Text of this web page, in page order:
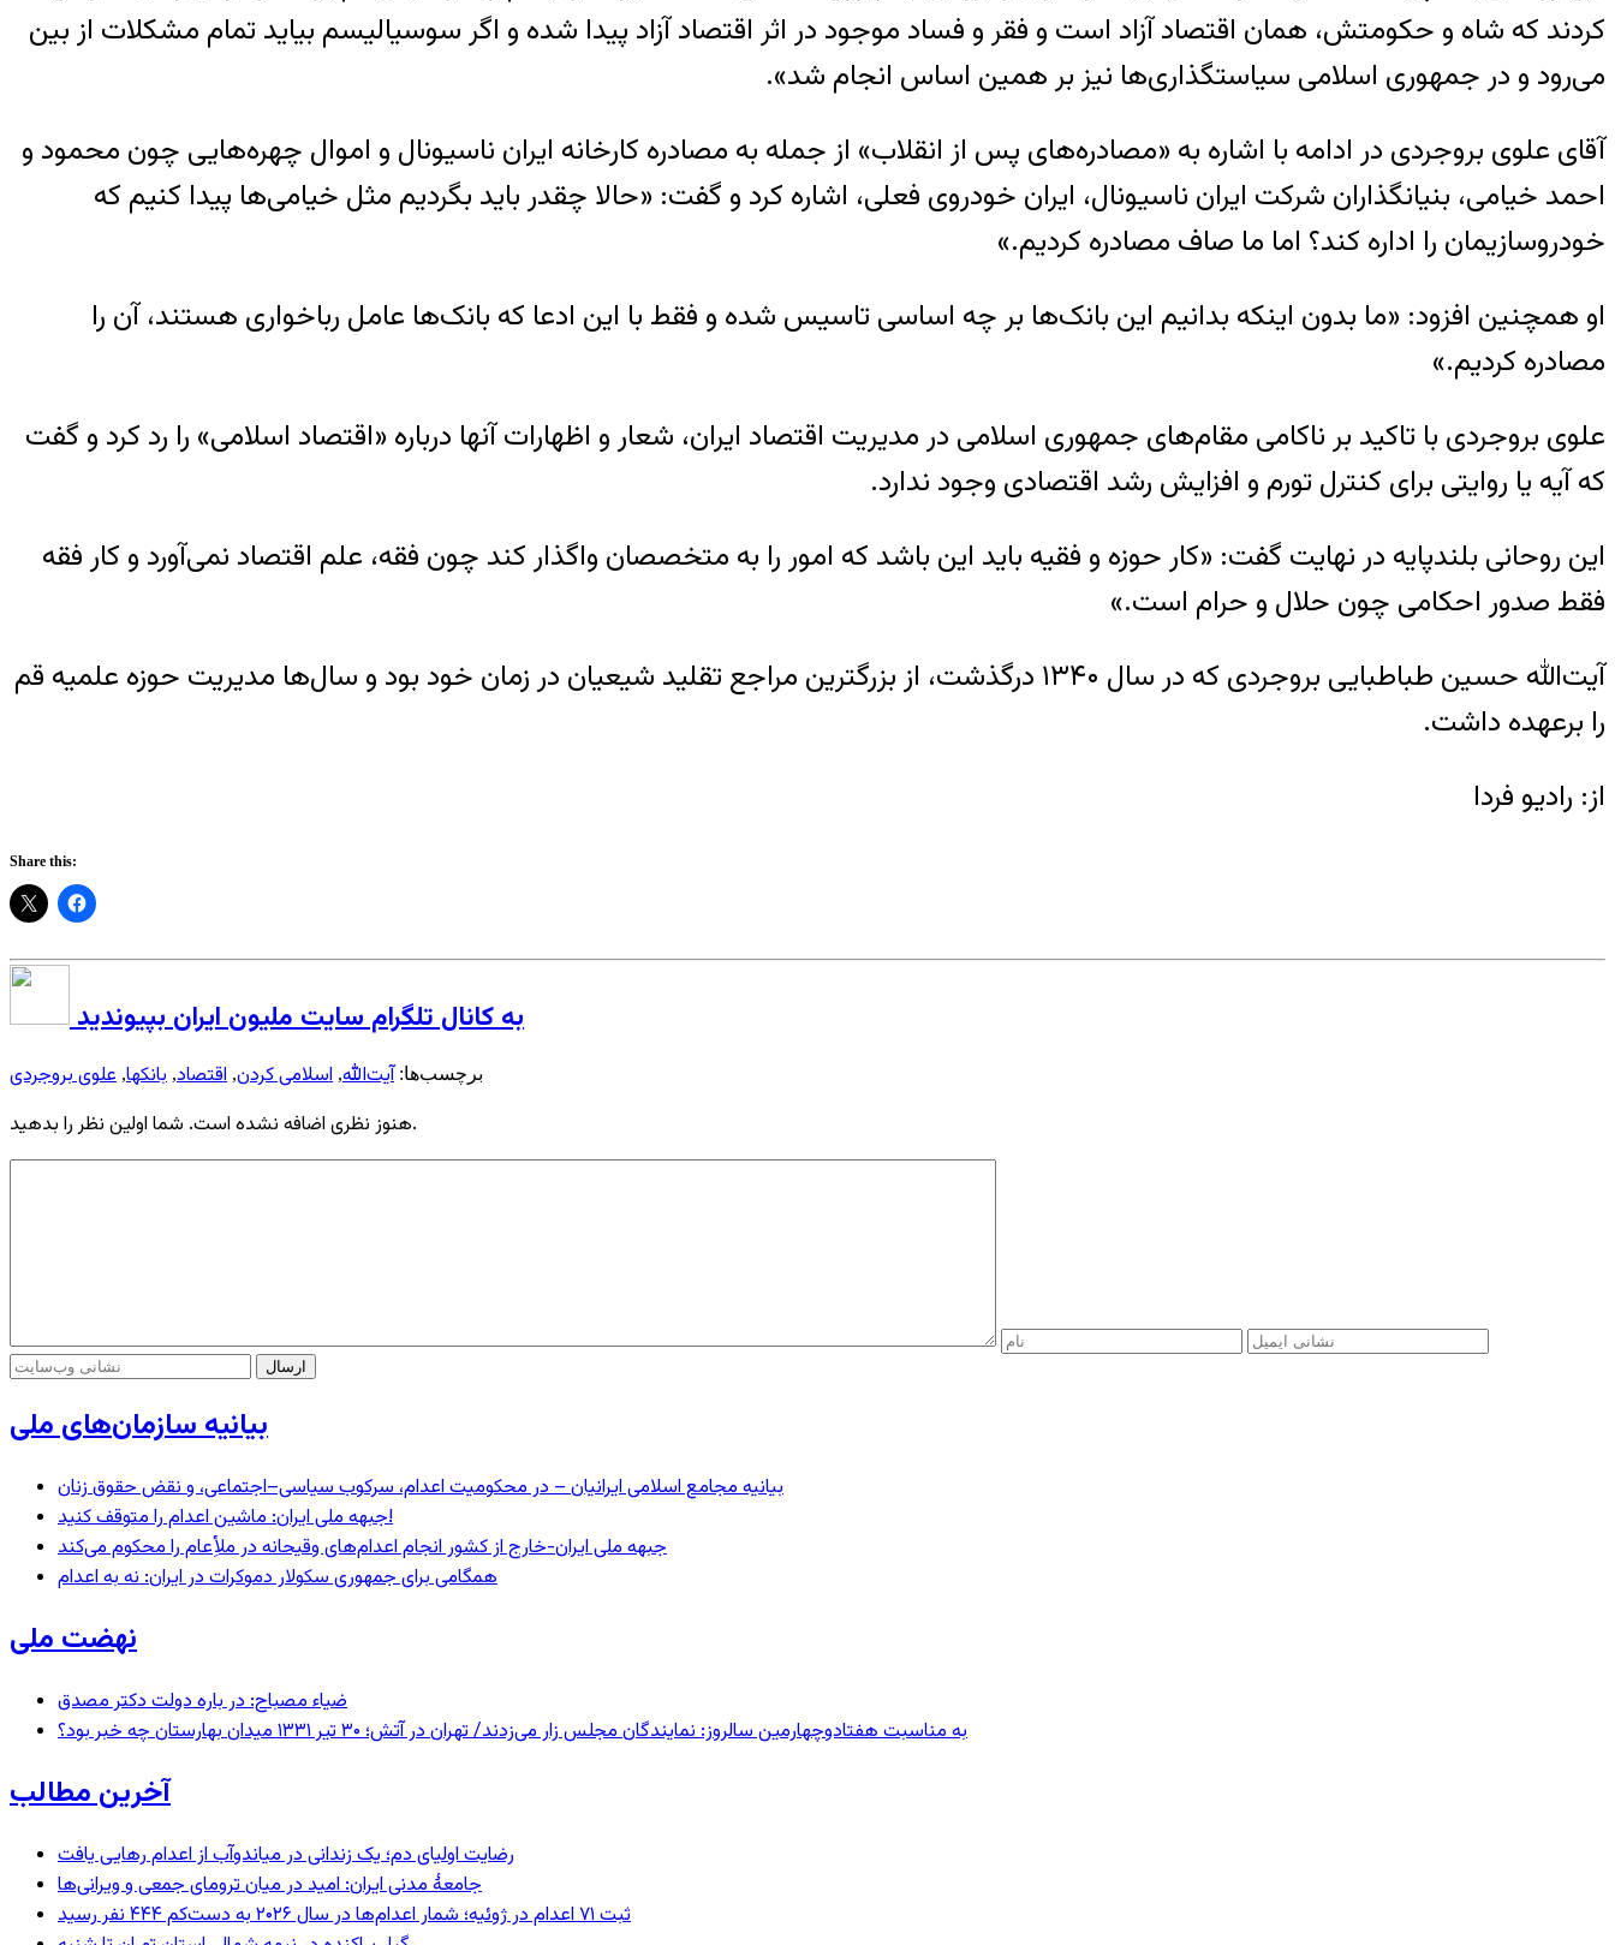
کردند که شاه و حکومتش، همان اقتصاد آزاد است و فقر و فساد موجود در اثر اقتصاد آزاد پیدا شده و اگر سوسیالیسم بیاید تمام مشکلات از بین
می‌رود و در جمهوری اسلامی سیاستگذاری‌ها نیز بر همین اساس انجام شد».
آقای علوی بروجردی در ادامه با اشاره به «مصادره‌های پس از انقلاب» از جمله به مصادره کارخانه ایران ناسیونال و اموال چهره‌هایی چون محمود و
احمد خیامی، بنیانگذاران شرکت ایران ناسیونال، ایران خودروی فعلی، اشاره کرد و گفت: «حالا چقدر باید بگردیم مثل خیامی‌ها پیدا کنیم که
خودروسازیمان را اداره کند؟ اما ما صاف مصادره کردیم.»
او همچنین افزود: «ما بدون اینکه بدانیم این بانک‌ها بر چه اساسی تاسیس شده و فقط با این ادعا که بانک‌ها عامل رباخواری هستند، آن را
مصادره کردیم.»
علوی بروجردی با تاکید بر ناکامی مقام‌های جمهوری اسلامی در مدیریت اقتصاد ایران، شعار و اظهارات آنها درباره «اقتصاد اسلامی» را رد کرد و گفت
که آیه یا روایتی برای کنترل تورم و افزایش رشد اقتصادی وجود ندارد.
این روحانی بلندپایه در نهایت گفت: «کار حوزه و فقیه باید این باشد که امور را به متخصصان واگذار کند چون فقه، علم اقتصاد نمی‌آورد و کار فقه
فقط صدور احکامی چون حلال و حرام است.»
آیت‌الله حسین طباطبایی بروجردی که در سال ۱۳۴۰ درگذشت، از بزرگترین مراجع تقلید شیعیان در زمان خود بود و سال‌ها مدیریت حوزه علمیه قم
را برعهده داشت.
از: رادیو فردا
Share this:
به کانال تلگرام سایت ملیون ایران بپیوندید
برچسب‌ها:آیت‌الله, اسلامی کردن, اقتصاد, بانکها, علوی بروجردی
هنوز نظری اضافه نشده است. شما اولین نظر را بدهید.
بیانیه سازمان‌های ملی
بیانیه مجامع اسلامی ایرانیان – در محکومیت اعدام، سرکوب سیاسی–اجتماعی، و نقض حقوق زنان
جبهه ملی ایران: ماشین اعدام را متوقف کنید!
جبهه ملی ایران-خارج از کشور انجام اعدام‌های وقیحانه در ملأِعام را محکوم می‌کند
همگامی برای جمهوری سکولار دموکرات در ایران: نه به اعدام
نهضت ملی
ضیاء مصباح: در باره دولت دکتر مصدق
به مناسبت هفتادوچهارمین سالروز: نمایندگان مجلس زار می‌زدند/ تهران در آتش؛ ۳۰ تیر ۱۳۳۱ میدان بهارستان چه خبر بود؟
آخرین مطالب
رضایت اولیای دم؛ یک زندانی در میاندوآب از اعدام رهایی یافت
جامعهٔ مدنی ایران: امید در میان ترومای جمعی و ویرانی‌ها
ثبت ۷۱ اعدام در ژوئیه؛ شمار اعدام‌ها در سال ۲۰۲۶ به دست‌کم ۴۴۴ نفر رسید